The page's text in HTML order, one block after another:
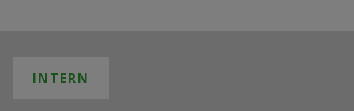
INTERN